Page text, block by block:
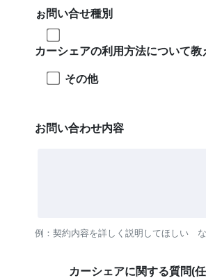
ぉ問い合せ種別
カーシェアの利用方法について教
その他
お問い合わせ内容
例：契約内容を詳しく説明してほしい
カーシェアに関する質問(